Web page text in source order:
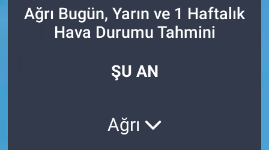
Ağrı Bugün, Yarın ve 1 Haftalık
Hava Durumu Tahmini
ŞU AN
Ağrı
Elazığ
Süper Lig Puan Durumu ve Fikstür
Son Dakika Haberleri